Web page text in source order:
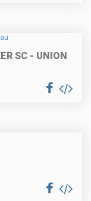
SC - UNION